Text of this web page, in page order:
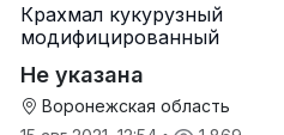
Крахмал кукурузный
модифицированный
Не указана
Воронежская область